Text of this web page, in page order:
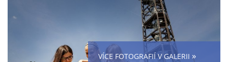
VÍCE FOTOGRAFIÍ V GALERII »